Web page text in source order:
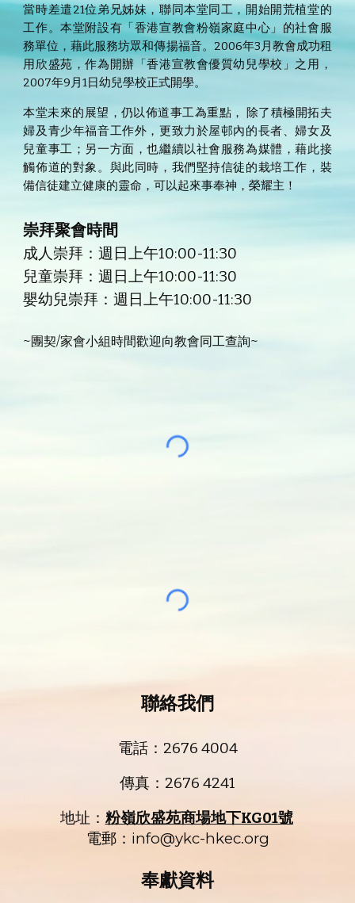
當時差遣21位弟兄姊妹，聯同本堂同工，開始開荒植堂的
工作。本堂附設有「香港宣教會粉嶺家庭中心」的社會服
務單位，藉此服務坊眾和傳揚福音。2006年3月教會成功租
用欣盛苑，作為開辦「香港宣教會優質幼兒學校」之用，
2007年9月1日幼兒學校正式開學。
本堂未來的展望，仍以佈道事工為重點， 除了積極開拓夫
婦及青少年福音工作外，更致力於屋邨內的長者、婦女及
兒童事工；另一方面，也繼續以社會服務為媒體，藉此接
觸佈道的對象。與此同時，我們堅持信徒的栽培工作，裝
備信徒建立健康的靈命，可以起來事奉神，榮耀主！
崇拜聚會時間
成人崇拜：週日上午10:00-11:30
兒童崇拜：週日上午10:00-11:30
嬰幼兒崇拜：週日上午10:00-11:30
~團契/家會小組時間歡迎向教會同工查詢~
聯絡我們
電話：2676 4004
傳真：2676 4241
地址： 粉嶺欣盛苑商場地下KG01號
電郵：info@ykc-hkec.org
奉獻資料